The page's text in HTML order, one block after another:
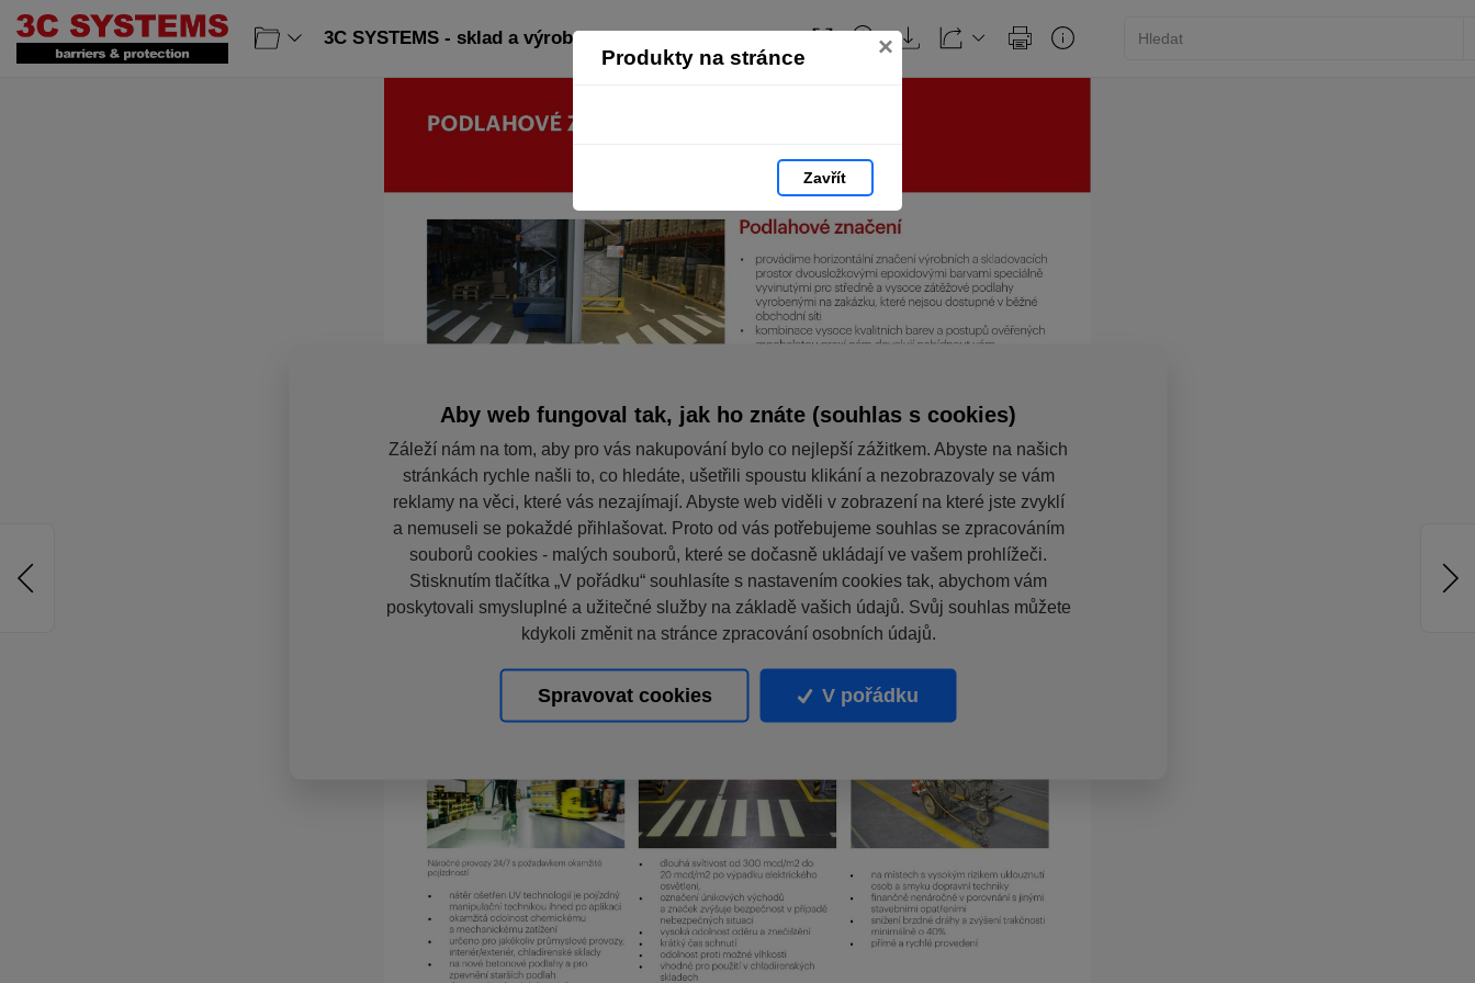
Produkty na stránce ×
Zavřít
3C SYSTEMS - sklad a výroba: strana 53
Aby web fungoval tak, jak ho znáte (souhlas s cookies)
Záleží nám na tom, aby pro vás nakupování bylo co nejlepší zážitkem. Abyste na našich
stránkách rychle našli to, co hledáte, ušetřili spoustu klikání a nezobrazovaly se vám
reklamy na věci, které vás nezajímají. Abyste web viděli v zobrazení na které jste zvyklí
a nemuseli se pokaždé přihlašovat. Proto od vás potřebujeme souhlas se zpracováním
souborů cookies - malých souborů, které se dočasně ukládají ve vašem prohlížeči.
Stisknutím tlačítka „V pořádku“ souhlasíte s nastavením cookies tak, abychom vám
poskytovali smysluplné a užitečné služby na základě vašich údajů. Svůj souhlas můžete
kdykoli změnit na stránce zpracování osobních údajů.
Spravovat cookies V pořádku